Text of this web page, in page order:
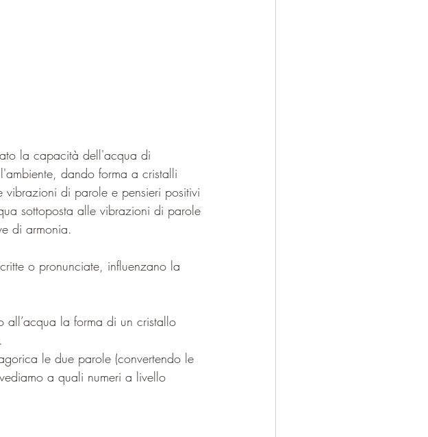
la capacità dell'acqua di
dando forma a cristalli
di parole e pensieri positivi
sottoposta alle vibrazioni di parole
di armonia.
o pronunciate, influenzano la
all’acqua la forma di un cristallo
le due parole (convertendo le
a quali numeri a livello